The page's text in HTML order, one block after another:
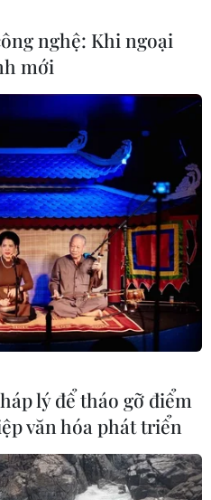
nghệ: Khi ngoại
mới
lý để tháo gỡ điểm
văn hóa phát triển